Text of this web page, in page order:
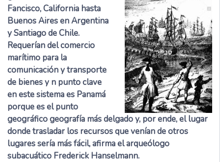
Fancisco, California hasta
Buenos Aires en Argentina
y Santiago de Chile.
Requerían del comercio
marítimo para la
comunicación y transporte
de bienes y n punto clave
en este sistema es Panamá
porque es el punto
geográfico geografía más delgado y, por ende, el lugar
donde trasladar los recursos que venían de otros
lugares sería más fácil, afirma el arqueólogo
subacuático Frederick Hanselmann.